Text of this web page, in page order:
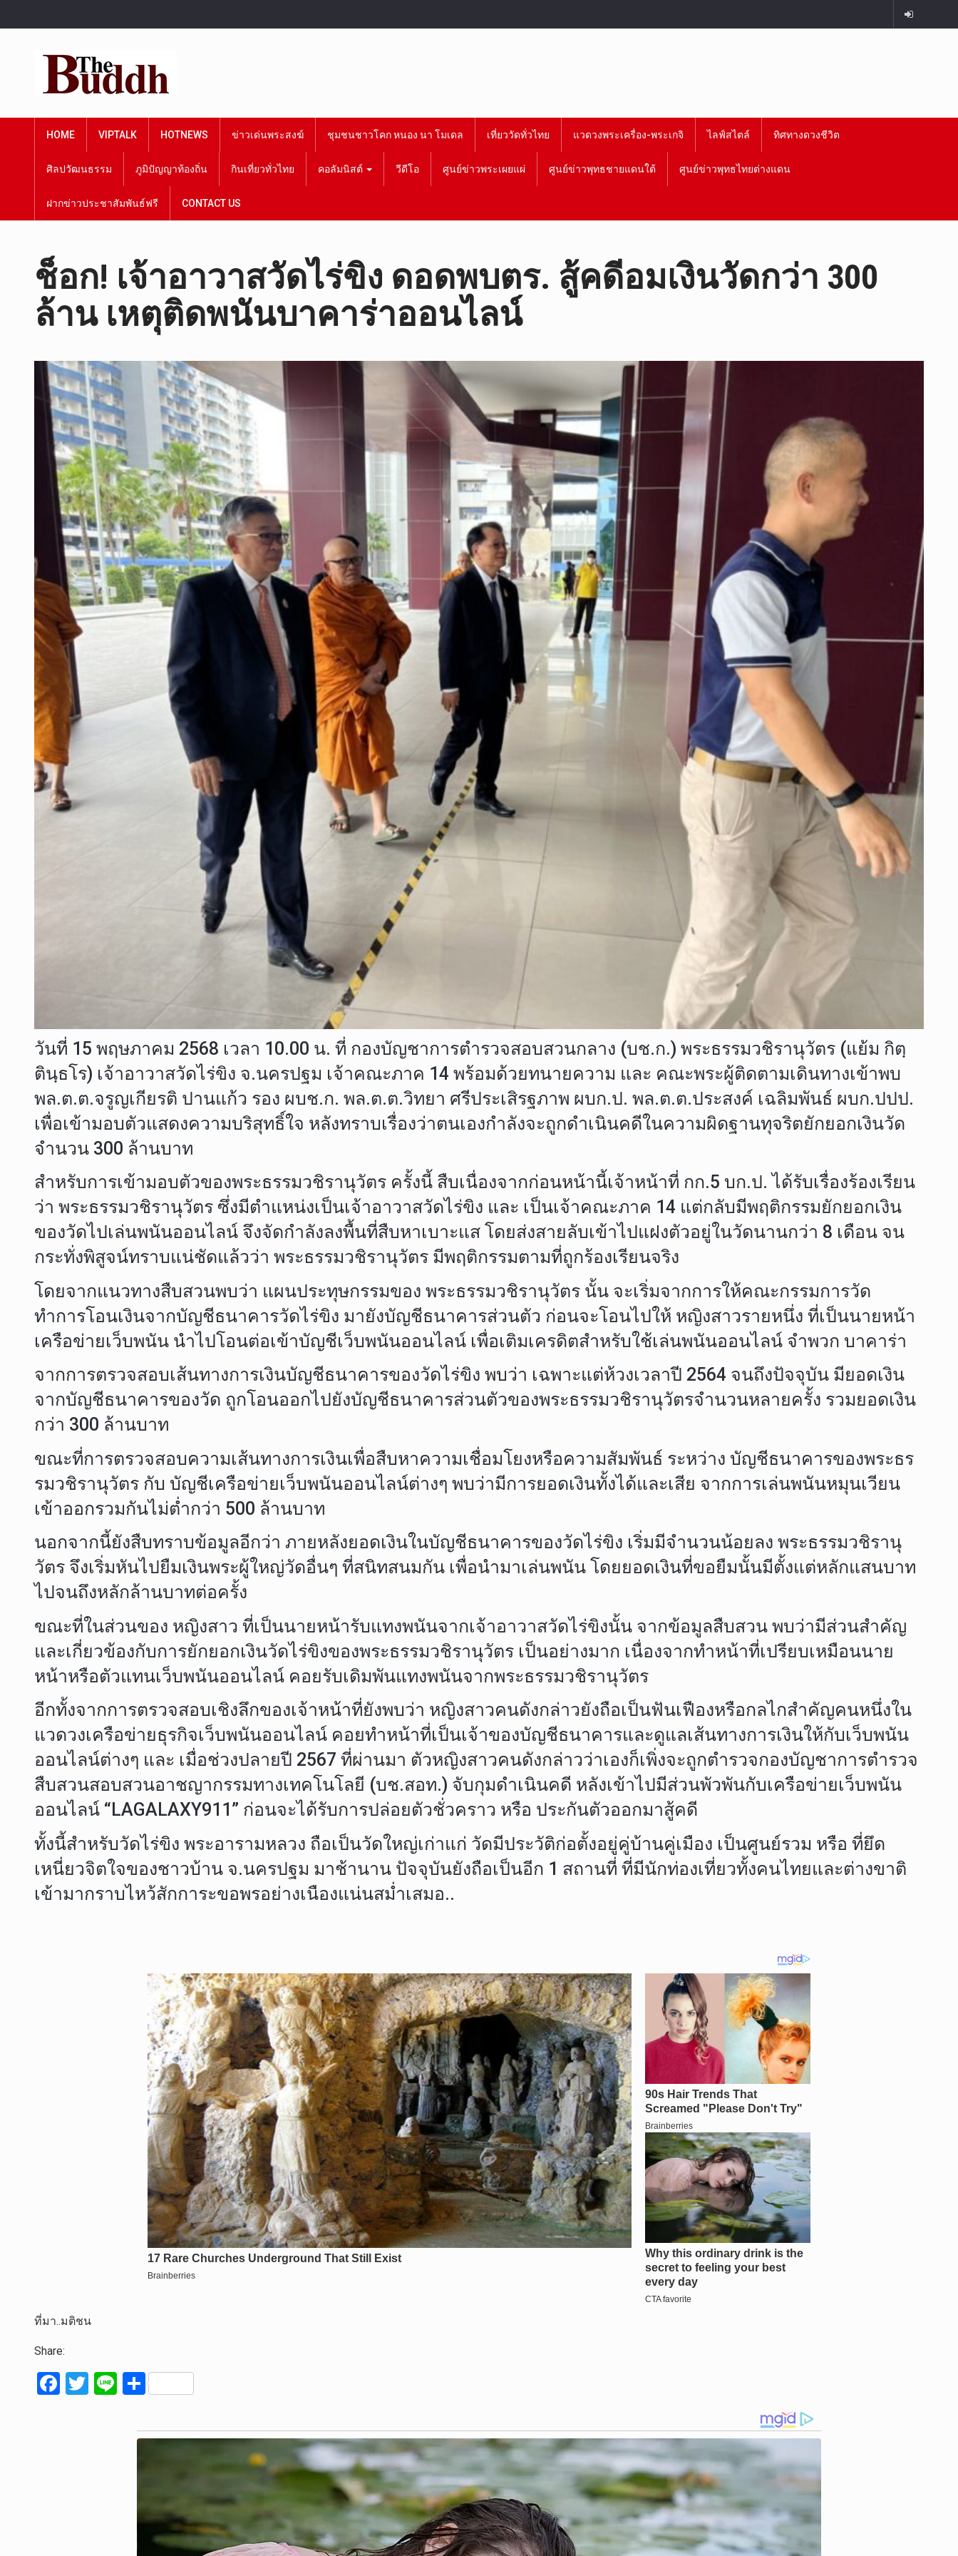
HOME VIPTALK HOTNEWS ข่าวเด่นพระสงฆ์ ชุมชนชาวโคก หนอง นา โมเดล เที่ยววัดทั่วไทย แวดวงพระเครื่อง-พระเกจิ ไลฟ์สไตล์ ทิศทางดวงชีวิต
ศิลปวัฒนธรรม ภูมิปัญญาท้องถิ่น กินเที่ยวทั่วไทย คอลัมนิสต์ วีดีโอ ศูนย์ข่าวพระเผยแผ่ ศูนย์ข่าวพุทธชายแดนใต้ ศูนย์ข่าวพุทธไทยต่างแดน
ฝากข่าวประชาสัมพันธ์ฟรี CONTACT US
ช็อก! เจ้าอาวาสวัดไร่ขิง ดอดพบตร. สู้คดีอมเงินวัดกว่า 300
ล้าน เหตุติดพนันบาคาร่าออนไลน์
วันที่ 15 พฤษภาคม 2568 เวลา 10.00 น. ที่ กองบัญชาการตำรวจสอบสวนกลาง (บช.ก.) พระธรรมวชิรานุวัตร (แย้ม กิตฺ
ตินฺธโร) เจ้าอาวาสวัดไร่ขิง จ.นครปฐม เจ้าคณะภาค 14 พร้อมด้วยทนายความ และ คณะพระผู้ติดตามเดินทางเข้าพบ
พล.ต.ต.จรูญเกียรติ ปานแก้ว รอง ผบช.ก. พล.ต.ต.วิทยา ศรีประเสิรฐภาพ ผบก.ป. พล.ต.ต.ประสงค์ เฉลิมพันธ์ ผบก.ปปป.
เพื่อเข้ามอบตัวแสดงความบริสุทธิ์ใจ หลังทราบเรื่องว่าตนเองกำลังจะถูกดำเนินคดีในความผิดฐานทุจริตยักยอกเงินวัด
จำนวน 300 ล้านบาท
สำหรับการเข้ามอบตัวของพระธรรมวชิรานุวัตร ครั้งนี้ สืบเนื่องจากก่อนหน้านี้เจ้าหน้าที่ กก.5 บก.ป. ได้รับเรื่องร้องเรียน
ว่า พระธรรมวชิรานุวัตร ซึ่งมีตำแหน่งเป็นเจ้าอาวาสวัดไร่ขิง และ เป็นเจ้าคณะภาค 14 แต่กลับมีพฤติกรรมยักยอกเงิน
ของวัดไปเล่นพนันออนไลน์ จึงจัดกำลังลงพื้นที่สืบหาเบาะแส โดยส่งสายลับเข้าไปแฝงตัวอยู่ในวัดนานกว่า 8 เดือน จน
กระทั่งพิสูจน์ทราบแน่ชัดแล้วว่า พระธรรมวชิรานุวัตร มีพฤติกรรมตามที่ถูกร้องเรียนจริง
โดยจากแนวทางสืบสวนพบว่า แผนประทุษกรรมของ พระธรรมวชิรานุวัตร นั้น จะเริ่มจากการให้คณะกรรมการวัด
ทำการโอนเงินจากบัญชีธนาคารวัดไร่ขิง มายังบัญชีธนาคารส่วนตัว ก่อนจะโอนไปให้ หญิงสาวรายหนึ่ง ที่เป็นนายหน้า
เครือข่ายเว็บพนัน นำไปโอนต่อเข้าบัญชีเว็บพนันออนไลน์ เพื่อเติมเครดิตสำหรับใช้เล่นพนันออนไลน์ จำพวก บาคาร่า
จากการตรวจสอบเส้นทางการเงินบัญชีธนาคารของวัดไร่ขิง พบว่า เฉพาะแต่ห้วงเวลาปี 2564 จนถึงปัจจุบัน มียอดเงิน
จากบัญชีธนาคารของวัด ถูกโอนออกไปยังบัญชีธนาคารส่วนตัวของพระธรรมวชิรานุวัตรจำนวนหลายครั้ง รวมยอดเงิน
กว่า 300 ล้านบาท
ขณะที่การตรวจสอบความเส้นทางการเงินเพื่อสืบหาความเชื่อมโยงหรือความสัมพันธ์ ระหว่าง บัญชีธนาคารของพระธร
รมวชิรานุวัตร กับ บัญชีเครือข่ายเว็บพนันออนไลน์ต่างๆ พบว่ามีการยอดเงินทั้งได้และเสีย จากการเล่นพนันหมุนเวียน
เข้าออกรวมกันไม่ต่ำกว่า 500 ล้านบาท
นอกจากนี้ยังสืบทราบข้อมูลอีกว่า ภายหลังยอดเงินในบัญชีธนาคารของวัดไร่ขิง เริ่มมีจำนวนน้อยลง พระธรรมวชิรานุ
วัตร จึงเริ่มหันไปยืมเงินพระผู้ใหญ่วัดอื่นๆ ที่สนิทสนมกัน เพื่อนำมาเล่นพนัน โดยยอดเงินที่ขอยืมนั้นมีตั้งแต่หลักแสนบาท
ไปจนถึงหลักล้านบาทต่อครั้ง
ขณะที่ในส่วนของ หญิงสาว ที่เป็นนายหน้ารับแทงพนันจากเจ้าอาวาสวัดไร่ขิงนั้น จากข้อมูลสืบสวน พบว่ามีส่วนสำคัญ
และเกี่ยวข้องกับการยักยอกเงินวัดไร่ขิงของพระธรรมวชิรานุวัตร เป็นอย่างมาก เนื่องจากทำหน้าที่เปรียบเหมือนนาย
หน้าหรือตัวแทนเว็บพนันออนไลน์ คอยรับเดิมพันแทงพนันจากพระธรรมวชิรานุวัตร
อีกทั้งจากการตรวจสอบเชิงลึกของเจ้าหน้าที่ยังพบว่า หญิงสาวคนดังกล่าวยังถือเป็นฟันเฟืองหรือกลไกสำคัญคนหนึ่งใน
แวดวงเครือข่ายธุรกิจเว็บพนันออนไลน์ คอยทำหน้าที่เป็นเจ้าของบัญชีธนาคารและดูแลเส้นทางการเงินให้กับเว็บพนัน
ออนไลน์ต่างๆ และ เมื่อช่วงปลายปี 2567 ที่ผ่านมา ตัวหญิงสาวคนดังกล่าวว่าเองก็เพิ่งจะถูกตำรวจกองบัญชาการตำรวจ
สืบสวนสอบสวนอาชญากรรมทางเทคโนโลยี (บช.สอท.) จับกุมดำเนินคดี หลังเข้าไปมีส่วนพัวพันกับเครือข่ายเว็บพนัน
ออนไลน์ “LAGALAXY911” ก่อนจะได้รับการปล่อยตัวชั่วคราว หรือ ประกันตัวออกมาสู้คดี
ทั้งนี้สำหรับวัดไร่ขิง พระอารามหลวง ถือเป็นวัดใหญ่เก่าแก่ วัดมีประวัติก่อตั้งอยู่คู่บ้านคู่เมือง เป็นศูนย์รวม หรือ ที่ยึด
เหนี่ยวจิตใจของชาวบ้าน จ.นครปฐม มาช้านาน ปัจจุบันยังถือเป็นอีก 1 สถานที่ ที่มีนักท่องเที่ยวทั้งคนไทยและต่างขาติ
เข้ามากราบไหว้สักการะขอพรอย่างเนืองแน่นสม่ำเสมอ..
ที่มา..มติชน
Share:
F
T
Li S
ar